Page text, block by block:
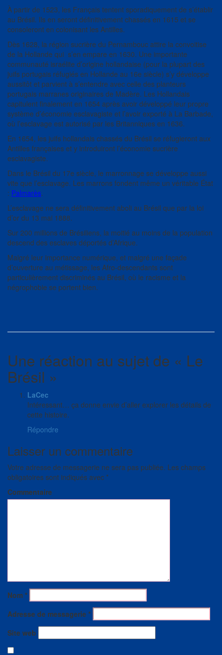
À partir de 1523, les Français tentent sporadiquement de s’établir
au Brésil. Ils en seront définitivement chassés en 1615 et se
consoleront en colonisant les Antilles.
Dès 1628, la région sucrière du Pernambouc attire la convoitise
de la Hollande qui s’en empare en 1630. Une importante
communauté israélite d’origine hollandaise (pour la plupart des
juifs portugais réfugiés en Hollande au 16e siècle) s’y développe
aussitôt et parvient à s’entendre avec celle des planteurs
portugais marranes originaires de Madère. Les Hollandais
capitulent finalement en 1654 après avoir développé leur propre
système d’économie esclavagiste et l’avoir exporté à La Barbade,
où l’esclavage est autorisé par les Britanniques en 1636.
En 1654, les juifs hollandais chassés du Brésil se réfugieront aux
Antilles françaises et y introduiront l’économie sucrière
esclavagiste.
Dans le Brésil du 17e siècle, le marronnage se développe aussi
vite que l’esclavage. Les marrons fondent même un véritable État
: Palmarès.
L’esclavage ne sera définitivement aboli au Brésil que par la loi
d’or du 13 mai 1888.
Sur 200 millions de Brésiliens, la moitié au moins de la population
descend des esclaves déportés d’Afrique.
Malgré leur importance numérique, et malgré une façade
d’ouverture au métissage, les Afro-descendants sont
particulièrement discriminés au Brésil, où le racisme et la
négrophobie se portent bien.
Une réaction au sujet de « Le
Brésil »
LaCec
Intéressant… ça donne envie d’aller explorer les détails de
cette histoire.
Répondre
Laisser un commentaire
Votre adresse de messagerie ne sera pas publiée. Les champs
obligatoires sont indiqués avec *
Commentaire
Nom *
Adresse de messagerie *
Site web